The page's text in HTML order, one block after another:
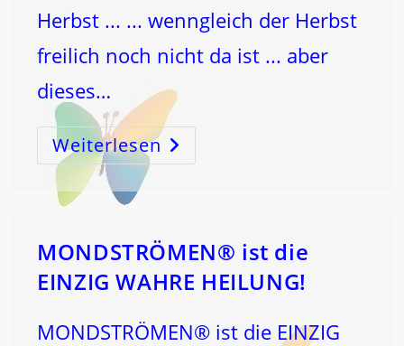
Herbst ... ... wenngleich der Herbst
freilich noch nicht da ist ... aber
dieses…
Weiterlesen Der
MOND
Hat
Wo
Er
9.8.
Auch
Feiern
MONDSTRÖMEN® ist die
EINZIG WAHRE HEILUNG!
MONDSTRÖMEN® ist die EINZIG